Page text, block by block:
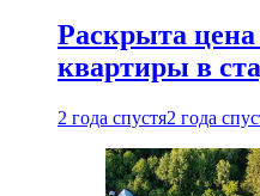
Раскрыта цена
квартиры в
2 года спустя2 года